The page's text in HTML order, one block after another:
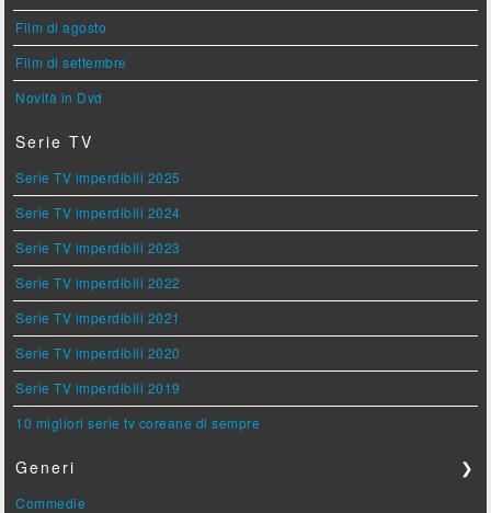
Film di agosto
Film di settembre
Novità in Dvd
Serie TV
Serie TV imperdibili 2025
Serie TV imperdibili 2024
Serie TV imperdibili 2023
Serie TV imperdibili 2022
Serie TV imperdibili 2021
Serie TV imperdibili 2020
Serie TV imperdibili 2019
10 migliori serie tv coreane di sempre
Generi ❯
Commedie